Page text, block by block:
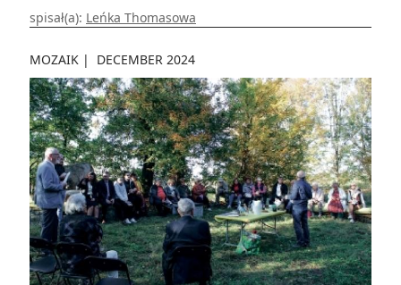
spisał(a): Leńka Thomasowa
MOZAIK | DECEMBER 2024